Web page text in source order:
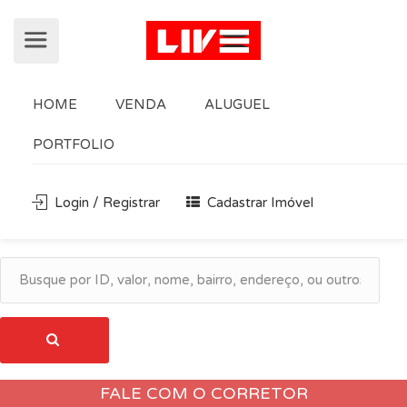
HOME VENDA ALUGUEL
PORTFOLIO
Login / Registrar Cadastrar Imóvel
FALE COM O CORRETOR